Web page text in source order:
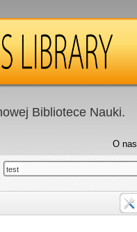
Bibliotece Nauki.
O nas
test